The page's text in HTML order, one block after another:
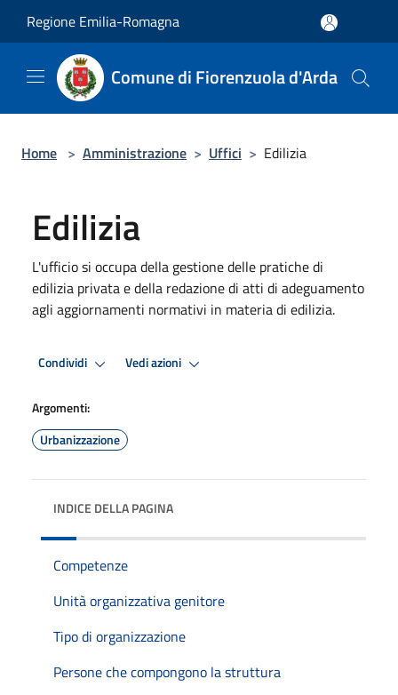
Regione Emilia-Romagna
Comune di Fiorenzuola d'Arda
Home > Amministrazione > Uffici > Edilizia
Edilizia
L'ufficio si occupa della gestione delle pratiche di
edilizia privata e della redazione di atti di adeguamento
agli aggiornamenti normativi in materia di edilizia.
Condividi Vedi azioni
Argomenti:
Urbanizzazione
INDICE DELLA PAGINA
Competenze
Unità organizzativa genitore
Tipo di organizzazione
Persone che compongono la struttura